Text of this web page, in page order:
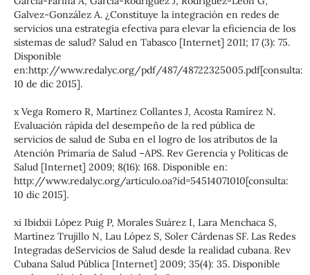
Galvez-González A. ¿Constituye la integración en redes de
servicios una estrategia efectiva para elevar la eficiencia de los
sistemas de salud? Salud en Tabasco [Internet] 2011; 17 (3): 75.
Disponible
en:http://www.redalyc.org/pdf/487/48722325005.pdf[consulta:
10 de dic 2015].
x Vega Romero R, Martínez Collantes J, Acosta Ramírez N.
Evaluación rápida del desempeño de la red pública de
servicios de salud de Suba en el logro de los atributos de la
Atención Primaria de Salud –APS. Rev Gerencia y Políticas de
Salud [Internet] 2009; 8(16): 168. Disponible en:
http://www.redalyc.org/articulo.oa?id=54514071010[consulta:
10 dic 2015].
xi Ibidxii López Puig P, Morales Suárez I, Lara Menchaca S,
Martínez Trujillo N, Lau López S, Soler Cárdenas SF. Las Redes
Integradas deServicios de Salud desde la realidad cubana. Rev
Cubana Salud Pública [Internet] 2009; 35(4): 35. Disponible